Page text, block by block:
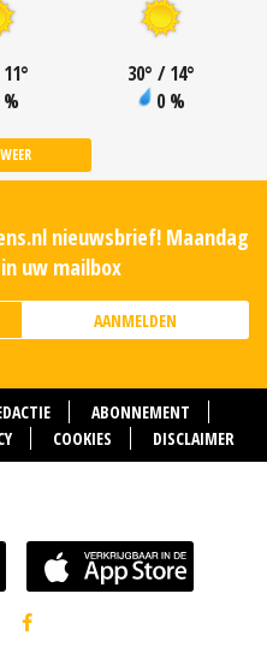
°
30° / 14°
0 %
nieuwsbrief! Maandag
uw mailbox
AANMELDEN
ABONNEMENT
COOKIES DISCLAIMER